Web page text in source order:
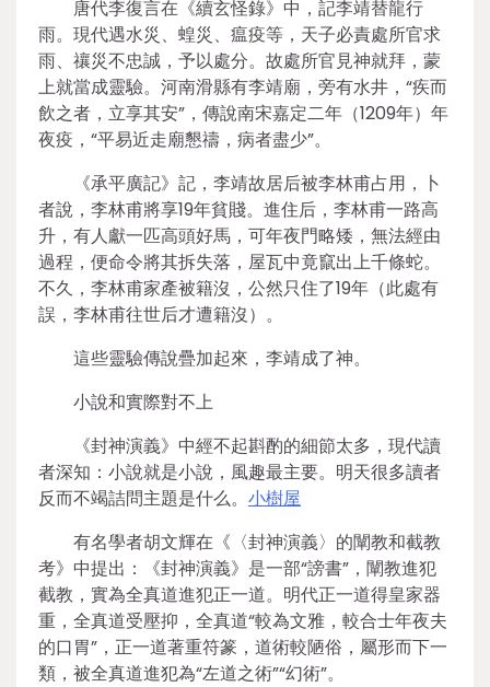
唐代李復言在《續玄怪錄》中，記李靖替龍行
雨。現代遇水災、蝗災、瘟疫等，天子必責處所官求
雨、禳災不忠誠，予以處分。故處所官見神就拜，蒙
上就當成靈驗。河南滑縣有李靖廟，旁有水井，“疾而
飲之者，立享其安”，傳說南宋嘉定二年（1209年）年
夜疫，“平易近走廟懇禱，病者盡少”。
《承平廣記》記，李靖故居后被李林甫占用，卜
者說，李林甫將享19年貧賤。進住后，李林甫一路高
升，有人獻一匹高頭好馬，可年夜門略矮，無法經由
過程，便命令將其拆失落，屋瓦中竟竄出上千條蛇。
不久，李林甫家產被籍沒，公然只住了19年（此處有
誤，李林甫往世后才遭籍沒）。
這些靈驗傳說疊加起來，李靖成了神。
小說和實際對不上
《封神演義》中經不起斟酌的細節太多，現代讀
者深知：小說就是小說，風趣最主要。明天很多讀者
反而不竭詰問主題是什么。 小樹屋
有名學者胡文輝在《〈封神演義〉的闡教和截教
考》中提出：《封神演義》是一部“謗書”，闡教進犯
截教，實為全真道進犯正一道。明代正一道得皇家器
重，全真道受壓抑，全真道“較為文雅，較合士年夜夫
的口胃”，正一道著重符篆，道術較陋俗，屬形而下一
類，被全真道進犯為“左道之術”“幻術”。